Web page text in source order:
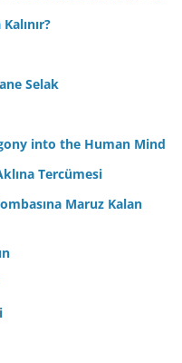
Selak
into the Human Mind
Tercümesi
Maruz Kalan